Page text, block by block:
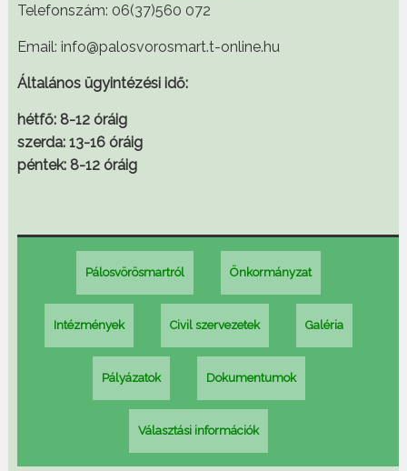
Telefonszám: 06(37)560 072
Email: info@palosvorosmart.t-online.hu
Általános ügyintézési idő:
hétfő: 8-12 óráig
szerda: 13-16 óráig
péntek: 8-12 óráig
Pálosvörösmartról Önkormányzat
Intézmények Civil szervezetek Galéria
Pályázatok Dokumentumok
Választási információk